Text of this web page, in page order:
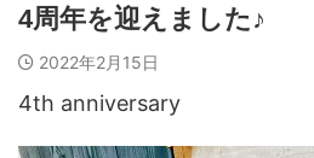
4周年を迎えました♪
2022年2月15日
4th anniversary